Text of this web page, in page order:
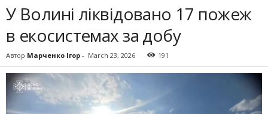
У Волині ліквідовано 17 пожеж
в екосистемах за добу
Автор Марченко Ігор - March 23, 2026 191